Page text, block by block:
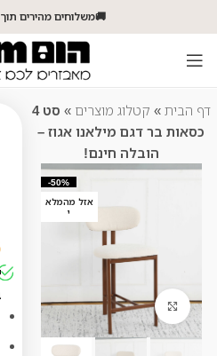
🚚משלוחים מהירים תוך 1-5 ימי עסקים!
דף הבית » קטלוג מוצרים »
סט 4
כסאות בר דגם מילאנו אגוז –
הובלה חינם!
-50%
אזל מהמלא
י
קליק לזום